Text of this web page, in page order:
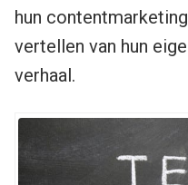
hun
vertellen van hun
verhaal.